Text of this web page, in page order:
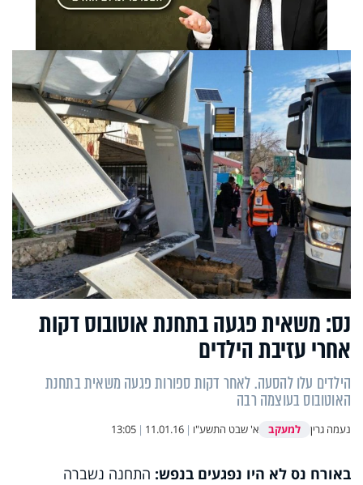
נס: משאית פגעה בתחנת אוטובוס דקות
אחרי עזיבת הילדים
הילדים עלו להסעה. לאחר דקות ספורות פגעה משאית בתחנת
האוטובוס בעוצמה רבה
נעמה גרין למעקב א' שבט התשע"ו |
11.01.16
|
13:05
באורח נס לא היו נפגעים בנפש: התחנה נשברה